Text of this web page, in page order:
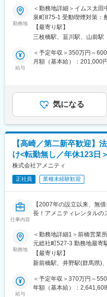
・病院での業務がメイン
発生する為ビジネススキル
付きやすく、また様々な
そのようなスキルも身に付
■担当エリア：
群馬、埼玉北部の当社提携
・中枢神経などの精神科
うつ病、認知症関連、発
他、受託実績
・内分泌代謝（糖尿病、脂
・皮膚科（乾癬、疣贅、ア
・呼吸器（喘息、COPD等）
・耳鼻咽喉科（慢性副鼻腔
・眼科（加齢黄斑変性症、
・その他、臨床研究等
IMSグループがより一層
くには、仲間を増やすこと
の力持ちである「事務職
ートいたしました！
■業務概要：
総務課スタッフとして、労
■業務内容：
医師や看護師、コメディ
えることが総務課の役割
にわたります。病院の業務
身に付けることができます
す！
■業務詳細：
【労務】
・病院職員の入社時や退社
・人事データの管理
・異動や出産、労災発生時
【ヘルプデスク】
・問い合わせ対応など、
■充実した研修制度：
異業種からの転職率は驚異
できるため、業界未経験
雇用から正社員へのキャリ
勤務地
＜勤務地詳細＞イムス太
泉町875-1 受動喫煙対策：
【最寄り駅】
三枚橋駅、韮川駅、山前駅
給与
＜予定年収＞350万円～
月額（基本給）：201,000
はあくまでも目安の金額
あります。月給(月額)は固
気になる
【高崎／第二新卒歓迎】
け<転勤無し／年休123日＞
株式会社アメニティ
正社員 業種未経験歓迎
仕事内容
【2007年の設立以来、無
長！アメニティレンタルの
を図るため、このたび新
た。
■業務詳細：
病院や介護施設に向けて、
日用品などをレンタルで
提案する営業です。ニーズ
勤務地
＜勤務地詳細1＞前橋営業
元総社町527-3 勤務地最寄
禁煙＜勤務地詳細2＞前橋
橋市元総社町527-3 勤務地
【最寄り駅】
新前橋駅、井野駅(群馬県)
給与
＜予定年収＞370万円～
年額（基本給）：